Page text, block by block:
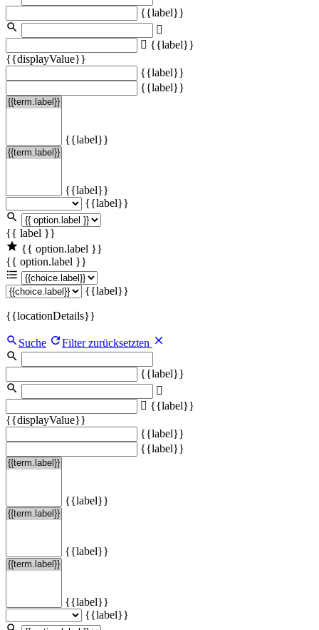
{{label}}
{{label}}
{{displayValue}}
{{label}}
{{label}}
{{label}}
{{label}}
{{label}}
{{ label }}
{{ option.label }}
{{ option.label }}
{{label}}
{{locationDetails}}
Suche Filter zurücksetzten
{{label}}
{{label}}
{{displayValue}}
{{label}}
{{label}}
{{label}}
{{label}}
{{label}}
{{label}}